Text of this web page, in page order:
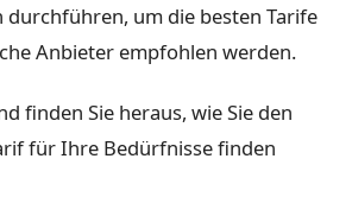
durchführen, um die besten Tarife
Anbieter empfohlen werden.
finden Sie heraus, wie Sie den
für Ihre Bedürfnisse finden